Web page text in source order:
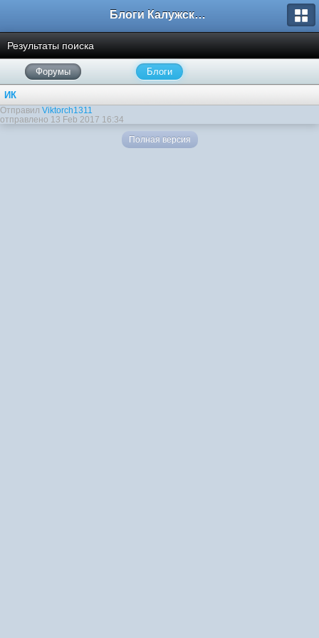
Блоги Калужского перекрестка
Результаты поиска
Форумы Блоги
ИК
Отправил Viktorch1311
отправлено 13 Feb 2017 16:34
Полная версия